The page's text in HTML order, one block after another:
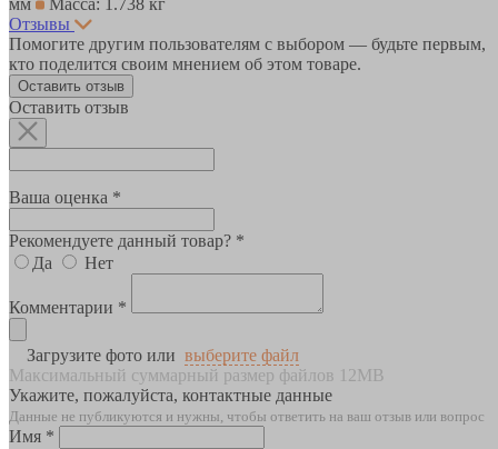
Отзывы
Помогите другим пользователям с выбором — будьте первым,
кто поделится своим мнением об этом товаре.
Оставить отзыв
Оставить отзыв
Ваша оценка *
Рекомендуете данный товар? *
Да
Нет
Комментарии *
Загрузите фото или выберите файл
Максимальный суммарный размер файлов 12MB
Укажите, пожалуйста, контактные данные
Данные не публикуются и нужны, чтобы ответить на ваш отзыв или вопрос
Имя *